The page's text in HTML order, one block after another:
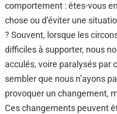
comportement : êtes-vous
chose ou d’éviter une
? Souvent, lorsque les
difficiles à supporter, nous
acculés, voire paralysés par
sembler que nous n’ayons
provoquer un changement,
Ces changements peuvent